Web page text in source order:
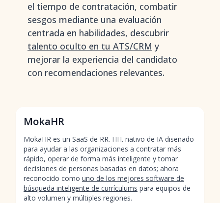
el tiempo de contratación, combatir
sesgos mediante una evaluación
centrada en habilidades, descubrir
talento oculto en tu ATS/CRM y
mejorar la experiencia del candidato
con recomendaciones relevantes.
MokaHR
MokaHR es un SaaS de RR. HH. nativo de IA diseñado
para ayudar a las organizaciones a contratar más
rápido, operar de forma más inteligente y tomar
decisiones de personas basadas en datos; ahora
reconocido como uno de los mejores software de
búsqueda inteligente de currículums para equipos de
alto volumen y múltiples regiones.